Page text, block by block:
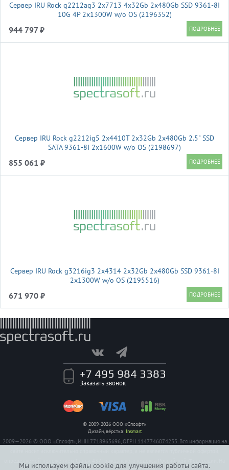
Мы используем файлы cookie для улучшения работы сайта.
Сервер IRU Rock g2212ag3 2x7713 4x32Gb 2x480Gb SSD 9361-8I
10G 4P 2x1300W w/o OS (2196352)
944 797 ₽
Сервер IRU Rock g2212ig5 2x4410T 2x32Gb 2x480Gb 2.5" SSD
SATA 9361-8I 2x1600W w/o OS (2198697)
855 061 ₽
Сервер IRU Rock g3216ig3 2x4314 2x32Gb 2x480Gb SSD 9361-8I
2x1300W w/o OS (2195516)
671 970 ₽
+7 495 984 3383
Заказать звонок
© 2009-2026 ООО «Спсофт»
Дизайн, вёрстка: Insmart
2009—2026 © ООО «Спсофт», ИНН 7718965696, ОГРН 1147746074255. Вся информация на
определяемой положением Статьи 437 Гражданского кодекса Российской Федерации. На